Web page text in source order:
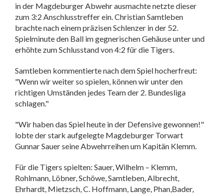
in der Magdeburger Abwehr ausmachte netzte dieser
zum 3:2 Anschlusstreffer ein. Christian Samtleben
brachte nach einem präzisen Schlenzer in der 52.
Spielminute den Ball im gegnerischen Gehäuse unter und
erhöhte zum Schlusstand von 4:2 für die Tigers.
Samtleben kommentierte nach dem Spiel hocherfreut:
"Wenn wir weiter so spielen, können wir unter den
richtigen Umständen jedes Team der 2. Bundesliga
schlagen."
"Wir haben das Spiel heute in der Defensive gewonnen!"
lobte der stark aufgelegte Magdeburger Torwart
Gunnar Sauer seine Abwehrreihen um Kapitän Klemm.
Für die Tigers spielten: Sauer, Wilhelm – Klemm,
Rohlmann, Löbner, Schöwe, Samtleben, Albrecht,
Ehrhardt, Mietzsch, C. Hoffmann, Lange, Phan,Bader,